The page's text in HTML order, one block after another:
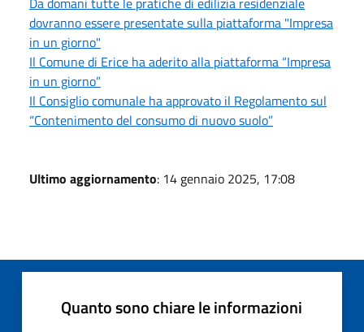
dovranno essere presentate sulla piattaforma "Impresa
in un giorno"
Il Comune di Erice ha aderito alla piattaforma “Impresa
in un giorno”
Il Consiglio comunale ha approvato il Regolamento sul
“Contenimento del consumo di nuovo suolo”
Ultimo aggiornamento: 14 gennaio 2025, 17:08
Quanto sono chiare le informazioni